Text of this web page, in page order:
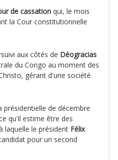
de cassation qui, le mois
la Cour constitutionnelle
aux côtés de Déogracias
du Congo au moment des
gérant d'une société
de décembre
qu'il estime être des
laquelle le président Félix
pour un second